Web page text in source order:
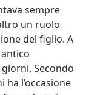
sempre
un ruolo
del figlio. A
Secondo
ha l’occasione